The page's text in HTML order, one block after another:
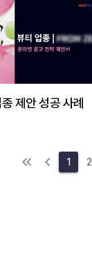
제안 성공 사례
1 2